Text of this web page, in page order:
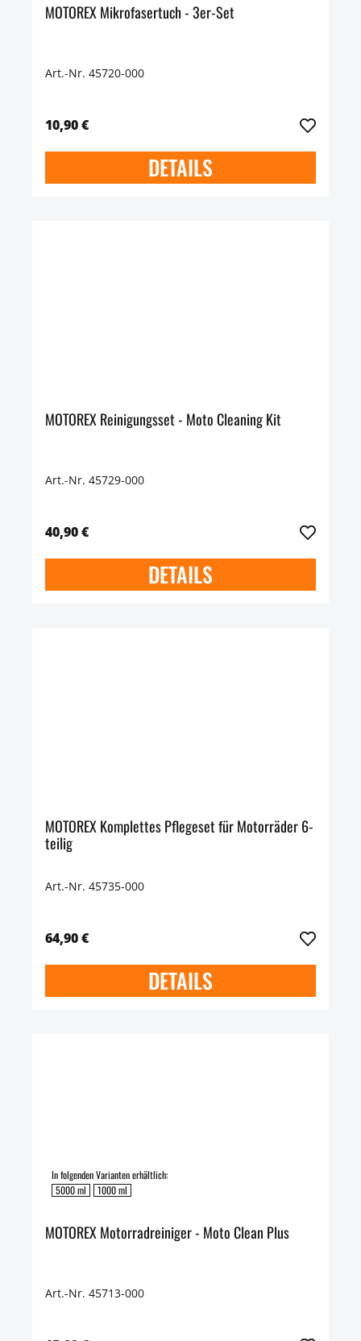
MOTOREX Mikrofasertuch - 3er-Set
Art.-Nr. 45720-000
10,90 €
DETAILS
MOTOREX Reinigungsset - Moto Cleaning Kit
Art.-Nr. 45729-000
40,90 €
DETAILS
MOTOREX Komplettes Pflegeset für Motorräder 6-
teilig
Art.-Nr. 45735-000
64,90 €
DETAILS
In folgenden Varianten erhältlich:
5000 ml
1000 ml
MOTOREX Motorradreiniger - Moto Clean Plus
Art.-Nr. 45713-000